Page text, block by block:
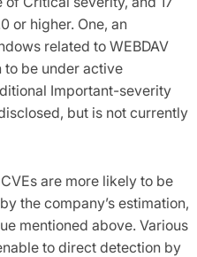
0 or higher. One, an
related to WEBDAV
to be under active
Important-severity
, but is not currently
CVEs are more likely to be
by the company’s estimation,
mentioned above. Various
to direct detection by